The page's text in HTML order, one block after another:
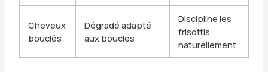
Cheveux
bouclés
Dégradé adapté
aux boucles
Discipline les
frisottis
naturellement